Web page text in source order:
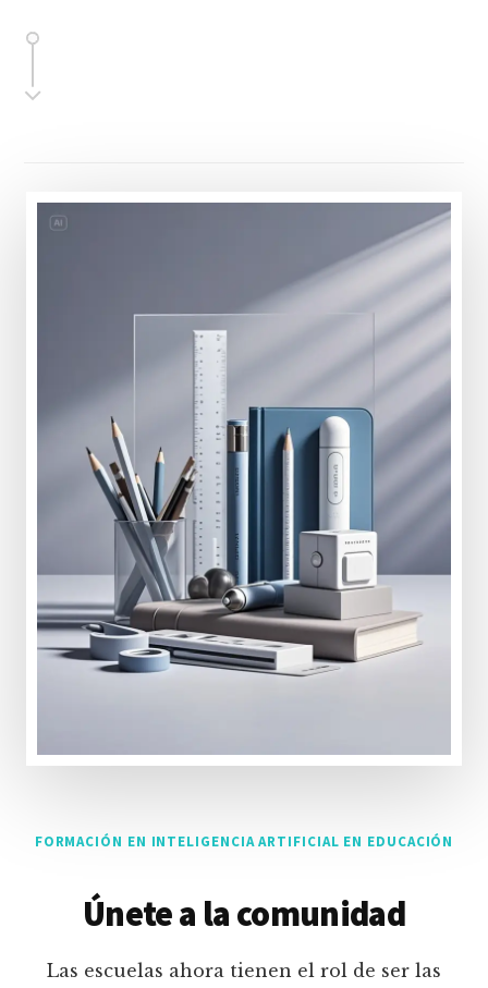
FORMACIÓN EN INTELIGENCIA ARTIFICIAL EN EDUCACIÓN
Únete a la comunidad
Las escuelas ahora tienen el rol de ser las